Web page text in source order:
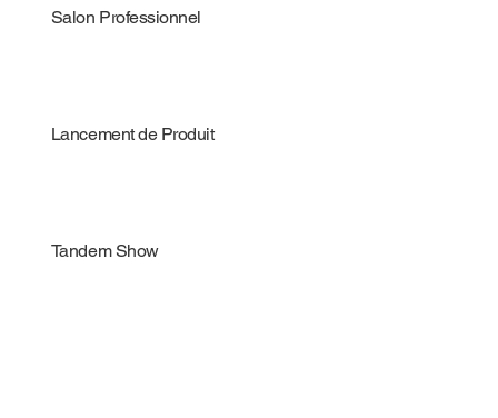
Salon Professionnel
Lancement de Produit
Tandem Show